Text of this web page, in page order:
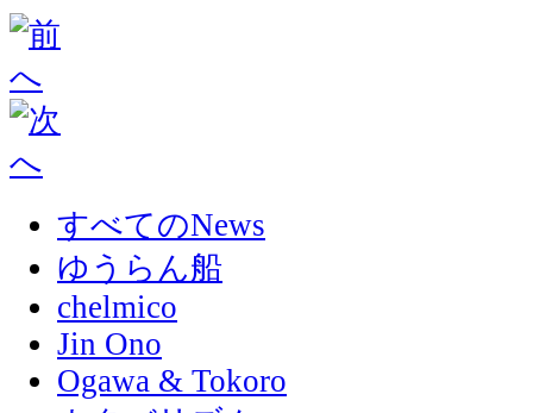
すべてのNews
ゆうらん船
chelmico
Jin Ono
Ogawa & Tokoro